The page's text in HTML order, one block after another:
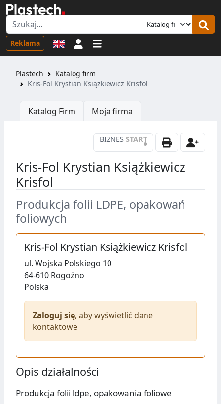
Reklama Logowanie
Plastech
Katalog firm
Kris-Fol Krystian Książkiewicz Krisfol
Katalog Firm Moja firma
BIZNES START
•
Kris-Fol Krystian Książkiewicz
Krisfol
Produkcja folii LDPE, opakowań
foliowych
Kris-Fol Krystian Książkiewicz Krisfol
ul. Wojska Polskiego 10
64-610 Rogoźno
Polska
Zaloguj się, aby wyświetlić dane
kontaktowe
Opis działalności
Produkcja folii ldpe, opakowania foliowe